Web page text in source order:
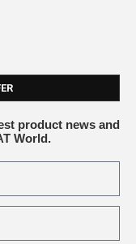
product news and
World.